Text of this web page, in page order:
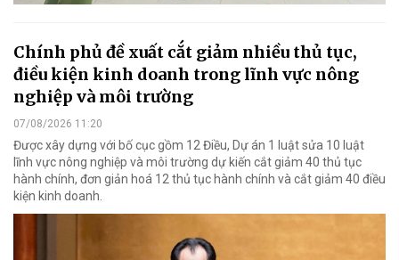
Chính phủ đề xuất cắt giảm nhiều thủ tục,
điều kiện kinh doanh trong lĩnh vực nông
nghiệp và môi trường
07/08/2026 11:20
Được xây dựng với bố cục gồm 12 Điều, Dự án 1 luật sửa 10 luật
lĩnh vực nông nghiệp và môi trường dự kiến cắt giảm 40 thủ tục
hành chính, đơn giản hoá 12 thủ tục hành chính và cắt giảm 40 điều
kiện kinh doanh.